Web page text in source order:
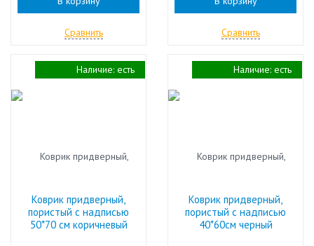
Сравнить Сравнить
Коврик придверный,
пористый с надписью
50*70 см коричневый
Наличие: есть
Коврик придверный,
пористый с надписью
40*60см черный
Наличие: есть